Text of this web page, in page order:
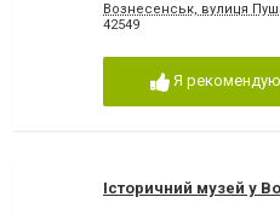
Вознесенськ, вулиця
42549
Я рекомендую
Історичний музей у